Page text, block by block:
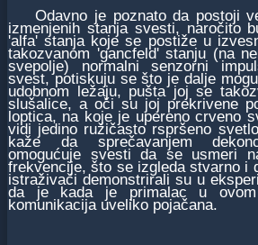
Odavno je poznato da postoji
izmenjenih stanja svesti, naročito
'alfa' stanja koje se postiže u
takozvanom 'gancfeld' stanju (na
svepolje) normalni senzorni
svest, potiskuju se što je dalje
udobnom ležaju, pušta joj se
slušalice, a oči su joj prekrivene
loptica, na koje je upereno crveno
vidi jedino ružičasto rspršeno
kaže da sprečavanjem
omogućuje svesti da se usmeri
frekvencije, što se izgleda stvarno i
istraživači demonstrirali su u
da je kada je primalac u ovom
komunikacija uveliko pojačana.